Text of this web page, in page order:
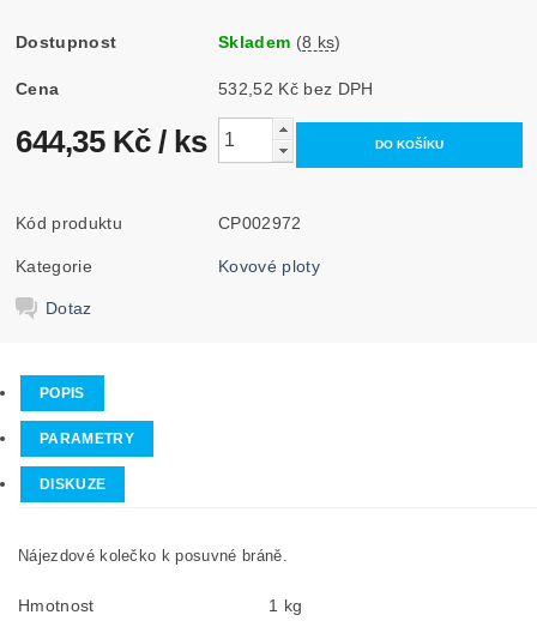
Dostupnost Skladem (8 ks)
Cena 532,52 Kč bez DPH
644,35 Kč/ ks
Kód produktu CP002972
Kategorie Kovové ploty
Dotaz
POPIS
PARAMETRY
DISKUZE
Nájezdové kolečko k posuvné bráně.
Hmotnost 1 kg